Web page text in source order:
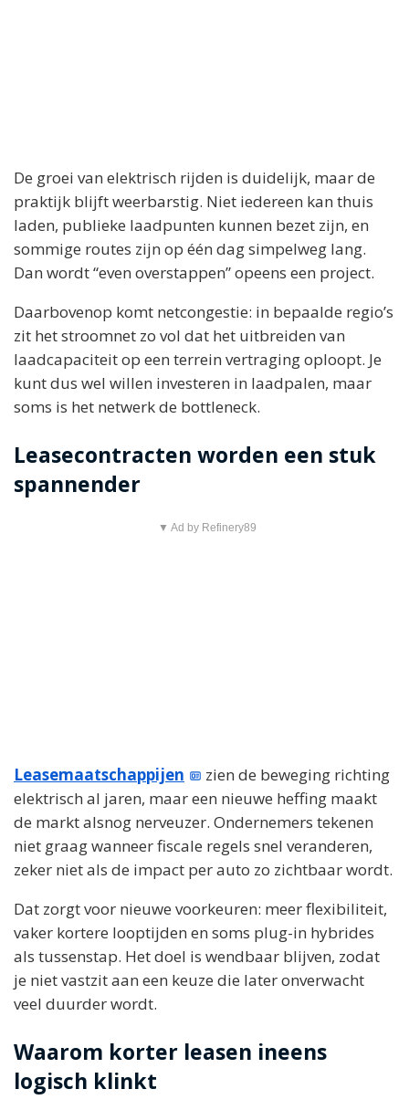
De groei van elektrisch rijden is duidelijk, maar de
praktijk blijft weerbarstig. Niet iedereen kan thuis
laden, publieke laadpunten kunnen bezet zijn, en
sommige routes zijn op één dag simpelweg lang.
Dan wordt “even overstappen” opeens een project.
Daarbovenop komt netcongestie: in bepaalde regio’s
zit het stroomnet zo vol dat het uitbreiden van
laadcapaciteit op een terrein vertraging oploopt. Je
kunt dus wel willen investeren in laadpalen, maar
soms is het netwerk de bottleneck.
Leasecontracten worden een stuk
spannender
▼ Ad by Refinery89
Leasemaatschappijen
zien de beweging richting
elektrisch al jaren, maar een nieuwe heffing maakt
de markt alsnog nerveuzer. Ondernemers tekenen
niet graag wanneer fiscale regels snel veranderen,
zeker niet als de impact per auto zo zichtbaar wordt.
Dat zorgt voor nieuwe voorkeuren: meer flexibiliteit,
vaker kortere looptijden en soms plug-in hybrides
als tussenstap. Het doel is wendbaar blijven, zodat
je niet vastzit aan een keuze die later onverwacht
veel duurder wordt.
Waarom korter leasen ineens
logisch klinkt